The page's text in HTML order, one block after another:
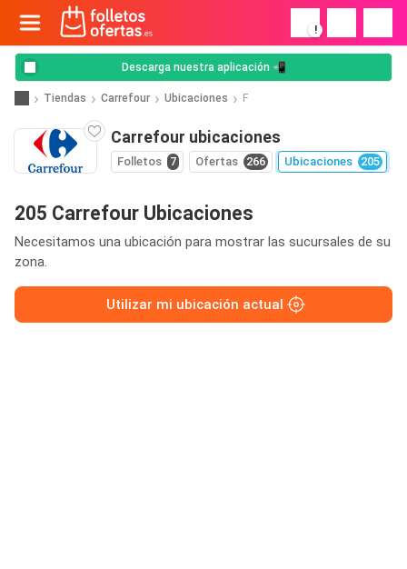
!
Descarga nuestra aplicación 📲
Tiendas Carrefour Ubicaciones F
Carrefour ubicaciones
Folletos 7 Ofertas 266 Ubicaciones 205
205 Carrefour Ubicaciones
Necesitamos una ubicación para mostrar las sucursales de su
zona.
Utilizar mi ubicación actual